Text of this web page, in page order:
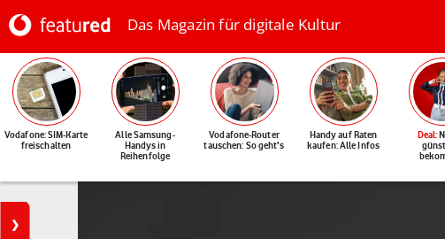
Das Magazin für digitale Kultur
Vodafone: SIM-Karte
freischalten
Alle Samsung-
Handys in
Reihenfolge
Vodafone-Router
tauschen: So geht's
Handy auf Raten
kaufen: Alle Infos
Deal: